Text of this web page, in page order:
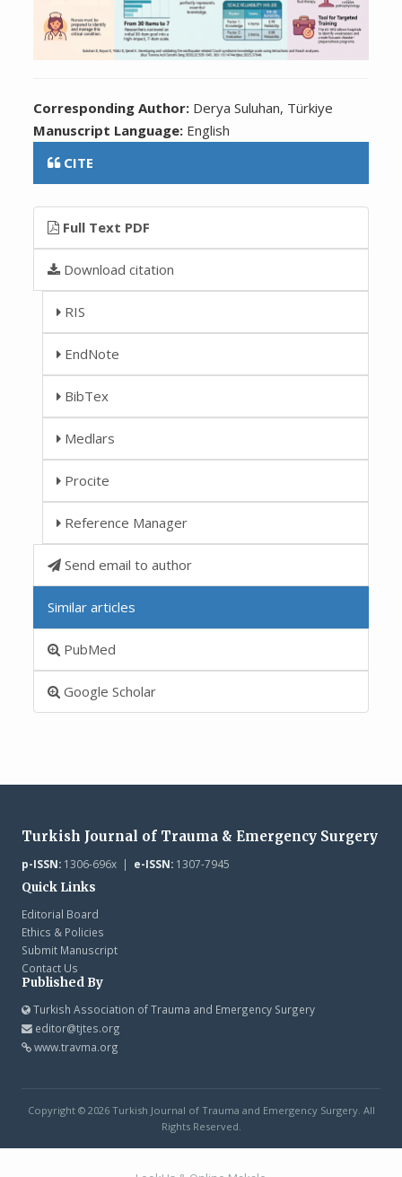
Corresponding Author: Derya Suluhan, Türkiye
Manuscript Language: English
CITE
Full Text PDF
Download citation
RIS
EndNote
BibTex
Medlars
Procite
Reference Manager
Send email to author
Similar articles
PubMed
Google Scholar
Turkish Journal of Trauma & Emergency Surgery
p-ISSN:1306-696x | e-ISSN:1307-7945
Quick Links
Editorial Board
Ethics & Policies
Submit Manuscript
Contact Us
Published By
Turkish Association of Trauma and Emergency Surgery
editor@tjtes.org
www.travma.org
Copyright © 2026 Turkish Journal of Trauma and Emergency Surgery. All
Rights Reserved.